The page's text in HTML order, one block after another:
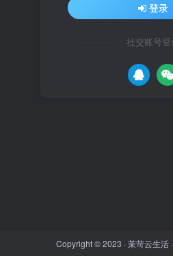
登录
社交账号登
Copyright © 2023 ·茉苛云生活